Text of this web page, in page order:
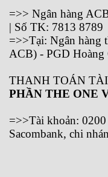
=>> Ngân hàng
| Số TK: 7813 8789
=>>Tại: Ngân hàng
ACB) - PGD Hoàng
THANH TOÁN
PHẦN THE ONE
=>>Tài khoản:
Sacombank, chi